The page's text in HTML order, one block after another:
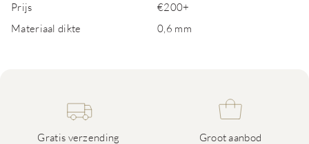
Prijs
€200+
Materiaal dikte
0,6 mm
Gratis verzending Groot aanbod